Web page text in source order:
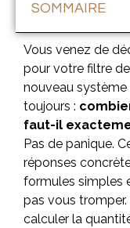
SOMMAIRE
Vous venez de
pour votre filtre
nouveau
toujours :
faut-il
Pas de panique.
réponses
formules simples
pas vous
calculer la